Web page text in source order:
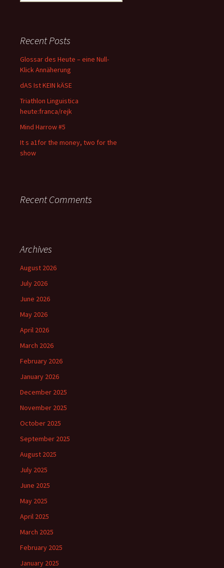
Recent Posts
Glossar des Heute – eine Null-
Klick Annäherung
dAS Ist KEIN kÄSE
Triathlon Linguistica
heute:franca/rejk
Mind Harrow #5
It s a1for the money, two for the
show
Recent Comments
Archives
August 2026
July 2026
June 2026
May 2026
April 2026
March 2026
February 2026
January 2026
December 2025
November 2025
October 2025
September 2025
August 2025
July 2025
June 2025
May 2025
April 2025
March 2025
February 2025
January 2025